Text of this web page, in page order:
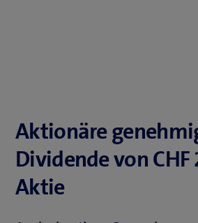
Aktionäre
Dividende von CHF
Aktie